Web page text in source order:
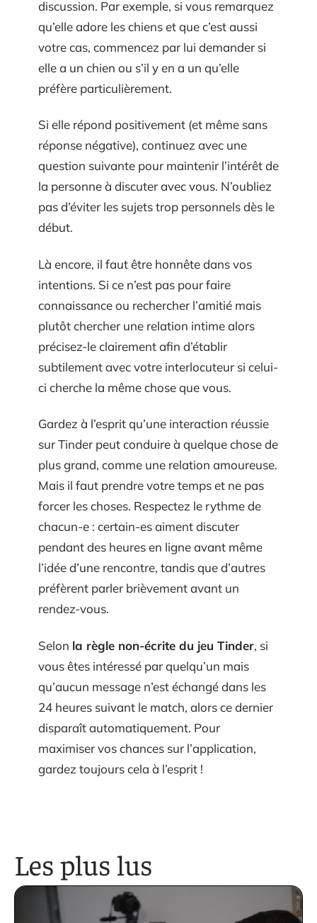
discussion. Par exemple, si vous remarquez
qu’elle adore les chiens et que c’est aussi
votre cas, commencez par lui demander si
elle a un chien ou s’il y en a un qu’elle
préfère particulièrement.
Si elle répond positivement (et même sans
réponse négative), continuez avec une
question suivante pour maintenir l’intérêt de
la personne à discuter avec vous. N’oubliez
pas d’éviter les sujets trop personnels dès le
début.
Là encore, il faut être honnête dans vos
intentions. Si ce n’est pas pour faire
connaissance ou rechercher l’amitié mais
plutôt chercher une relation intime alors
précisez-le clairement afin d’établir
subtilement avec votre interlocuteur si celui-
ci cherche la même chose que vous.
Gardez à l’esprit qu’une interaction réussie
sur Tinder peut conduire à quelque chose de
plus grand, comme une relation amoureuse.
Mais il faut prendre votre temps et ne pas
forcer les choses. Respectez le rythme de
chacun-e : certain-es aiment discuter
pendant des heures en ligne avant même
l’idée d’une rencontre, tandis que d’autres
préfèrent parler brièvement avant un
rendez-vous.
Selon la règle non-écrite du jeu Tinder, si
vous êtes intéressé par quelqu’un mais
qu’aucun message n’est échangé dans les
24 heures suivant le match, alors ce dernier
disparaît automatiquement. Pour
maximiser vos chances sur l’application,
gardez toujours cela à l’esprit !
Les plus lus